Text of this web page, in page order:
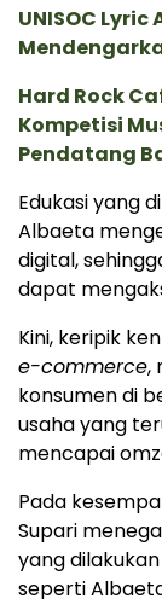
UNISOC
Hard Rock
Kompetisi
Pendatang
Edukasi yang
Albaeta
digital,
dapat
Kini, keripik
e-commerce,
konsumen di
usaha yang
mencapai
Pada
Supari
yang
seperti